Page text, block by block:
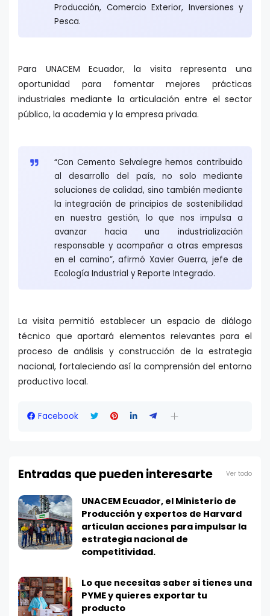
Producción, Comercio Exterior, Inversiones y
Pesca.
Para UNACEM Ecuador, la visita representa una
oportunidad para fomentar mejores prácticas
industriales mediante la articulación entre el sector
público, la academia y la empresa privada.
“Con Cemento Selvalegre hemos contribuido
al desarrollo del país, no solo mediante
soluciones de calidad, sino también mediante
la integración de principios de sostenibilidad
en nuestra gestión, lo que nos impulsa a
avanzar hacia una industrialización
responsable y acompañar a otras empresas
en el camino”, afirmó Xavier Guerra, jefe de
Ecología Industrial y Reporte Integrado.
La visita permitió establecer un espacio de diálogo
técnico que aportará elementos relevantes para el
proceso de análisis y construcción de la estrategia
nacional, fortaleciendo así la comprensión del entorno
productivo local.
Facebook
Entradas que pueden interesarte Ver todo
UNACEM Ecuador, el Ministerio de
Producción y expertos de Harvard
articulan acciones para impulsar la
estrategia nacional de
competitividad.
Lo que necesitas saber si tienes una
PYME y quieres exportar tu
producto